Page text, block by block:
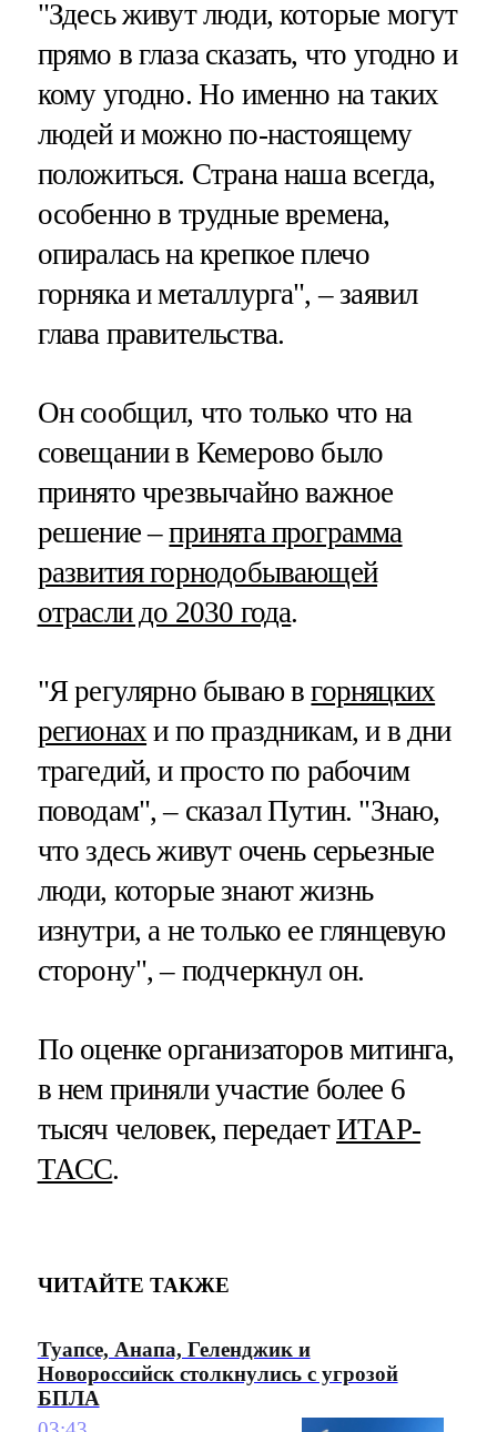
"Здесь живут люди, которые могут
прямо в глаза сказать, что угодно и
кому угодно. Но именно на таких
людей и можно по-настоящему
положиться. Страна наша всегда,
особенно в трудные времена,
опиралась на крепкое плечо
горняка и металлурга", – заявил
глава правительства.
Он сообщил, что только что на
совещании в Кемерово было
принято чрезвычайно важное
решение –принята программа
развития горнодобывающей
отрасли до 2030 года.
"Я регулярно бываю вгорняцких
регионахи по праздникам, и в дни
трагедий, и просто по рабочим
поводам", – сказал Путин. "Знаю,
что здесь живут очень серьезные
люди, которые знают жизнь
изнутри, а не только ее глянцевую
сторону", – подчеркнул он.
По оценке организаторов митинга,
в нем приняли участие более 6
тысяч человек, передаетИТАР-
ТАСС.
ЧИТАЙТЕ ТАКЖЕ
Туапсе, Анапа, Геленджик и
Новороссийск столкнулись с угрозой
БПЛА